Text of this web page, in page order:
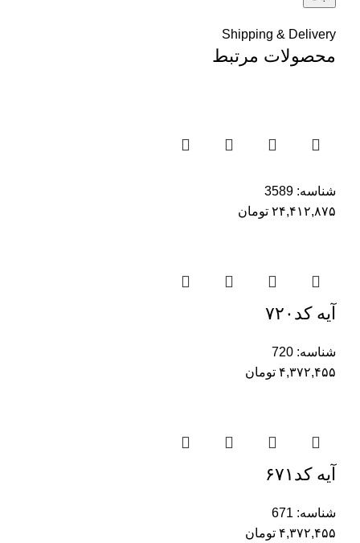
Shipping & Delivery
محصولات مرتبط
شناسه: 3589
۲۴,۴۱۲,۸۷۵ تومان
آیه کد۷۲۰
شناسه: 720
۴,۳۷۲,۴۵۵ تومان
آیه کد۶۷۱
شناسه: 671
۴,۳۷۲,۴۵۵ تومان